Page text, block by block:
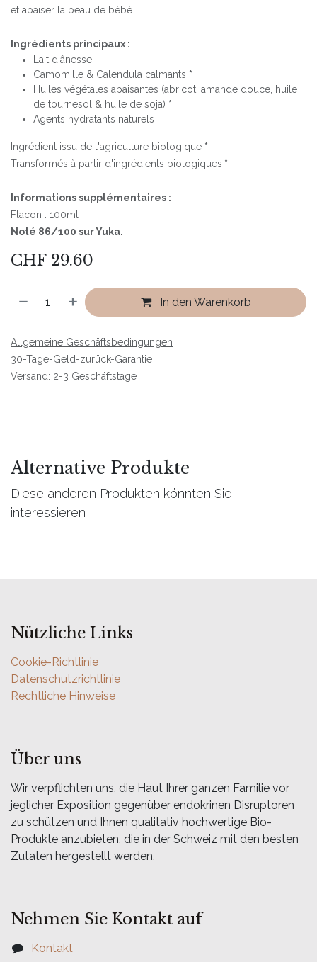
et apaiser la peau de bébé.
Ingrédients principaux :
Lait d'ânesse
Camomille & Calendula calmants *
Huiles végétales apaisantes (abricot, amande douce, huile
de tournesol & huile de soja) *
Agents hydratants naturels
Ingrédient issu de l'agriculture biologique *
Transformés à partir d'ingrédients biologiques *
Informations supplémentaires :
Flacon : 100ml
Noté 86/100 sur Yuka.
CHF 29.60
In den Warenkorb
Allgemeine Geschäftsbedingungen
30-Tage-Geld-zurück-Garantie
Versand: 2-3 Geschäftstage
Alternative Produkte
Diese anderen Produkten könnten Sie
interessieren
Nützliche Links
Cookie-Richtlinie
Datenschutzrichtlinie
Rechtliche Hinweise
Über uns
Wir verpflichten uns, die Haut Ihrer ganzen Familie vor
jeglicher Exposition gegenüber endokrinen Disruptoren
zu schützen und Ihnen qualitativ hochwertige Bio-
Produkte anzubieten, die in der Schweiz mit den besten
Zutaten hergestellt werden.
Nehmen Sie Kontakt auf
Kontakt